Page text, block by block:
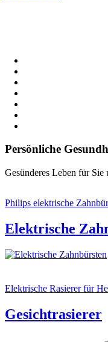
Persönliche
Gesünderes Leben für
Philips elektrische
Elektrische
Elektrische Rasierer für
Gesichtrasierer